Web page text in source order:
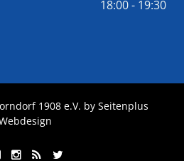
18:00 - 19:30
1908 e.V. by Seitenplus